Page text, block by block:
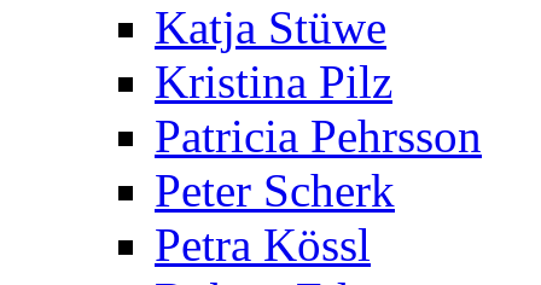
Katja Stüwe
Kristina Pilz
Patricia Pehrsson
Peter Scherk
Petra Kössl